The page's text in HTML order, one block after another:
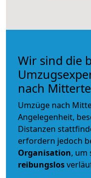
Wir sind die
nach
Umzüge nach
Angelegenheit,
Distanzen
erfordern jedoch
Organisation, um
reibungslos